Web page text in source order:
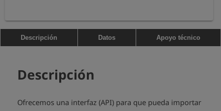
Descripción Datos Apoyo técnico
Descripción
Ofrecemos una interfaz (API) para que pueda importar